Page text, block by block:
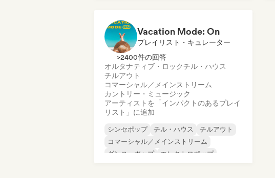
Vacation Mode: On
プレイリスト・キュレーター
>2400件の回答
オルタナティブ・ロックチル・ハウス
チルアウト
コマーシャル／メインストリーム
カントリー・ミュージック
アーティストを「インパクトのあるプレイ
リスト」に追加
シンセポップ チル・ハウス
チルアウト
コマーシャル／メインストリーム
ダンス・ポップ
エレクトロポップ